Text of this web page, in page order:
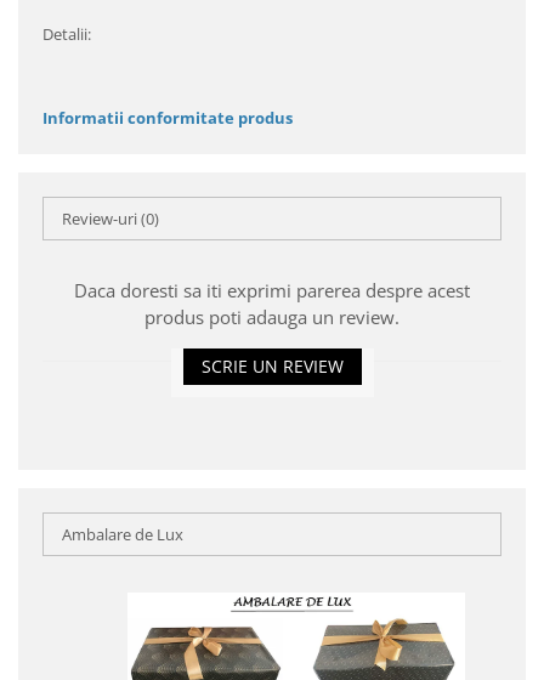
Detalii:
Informatii conformitate produs
Review-uri(0)
Daca doresti sa iti exprimi parerea despre acest
produs poti adauga un review.
SCRIE UN REVIEW
Ambalare de Lux